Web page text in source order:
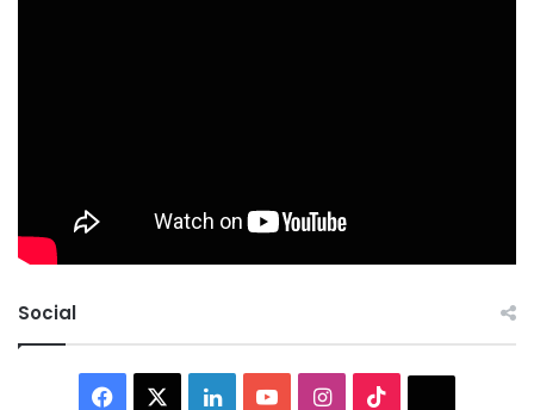
Social
Facebook LinkedInYouTubeInstagram